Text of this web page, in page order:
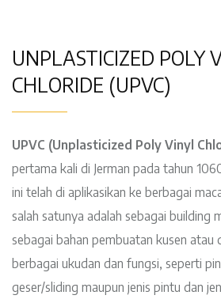
UNPLASTICIZED POLY
CHLORIDE (UPVC)
UPVC (Unplasticized Poly Vinyl
pertama kali di Jerman pada tahun
ini telah di aplikasikan ke berbagai
salah satunya adalah sebagai building
sebagai bahan pembuatan kusen atau
berbagai ukudan dan fungsi, seperti
geser/sliding maupun jenis pintu dan